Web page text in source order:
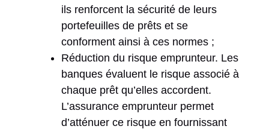
ils renforcent la sécurité de leurs
portefeuilles de prêts et se
conforment ainsi à ces normes ;
Réduction du risque emprunteur. Les
banques évaluent le risque associé à
chaque prêt qu’elles accordent.
L’assurance emprunteur permet
d’atténuer ce risque en fournissant